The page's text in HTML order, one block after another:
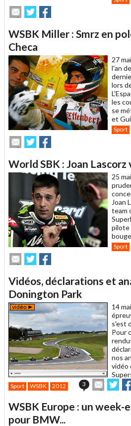
Envoyer
cet
à
un
ami
Partager
sur
sur
WSBK Miller : Smrz en
Checa
27
l'an
lors
les
se
et
Sport
Envoyer
cet
à
un
Partager
sur
sur
World SBK : Joan Lascorz
25
Joan
team
pilote
Sport
Envoyer
cet
à
un
ami
Partager
sur
sur
Vidéos, déclarations et
Donington Park
14
s'est
Pour
nos
vidéo
Sport WSBK 2012 3
Envoyer
cet
à
sur
WSBK Europe : un week-
pour BMW...